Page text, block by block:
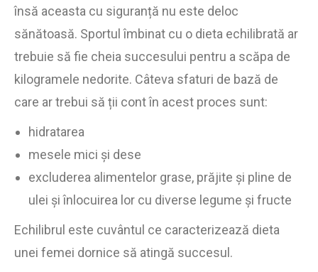
însă aceasta cu siguranță nu este deloc
sănătoasă. Sportul îmbinat cu o dieta echilibrată ar
trebuie să fie cheia succesului pentru a scăpa de
kilogramele nedorite. Câteva sfaturi de bază de
care ar trebui să ții cont în acest proces sunt:
hidratarea
mesele mici și dese
excluderea alimentelor grase, prăjite și pline de
ulei și înlocuirea lor cu diverse legume și fructe
Echilibrul este cuvântul ce caracterizează dieta
unei femei dornice să atingă succesul.